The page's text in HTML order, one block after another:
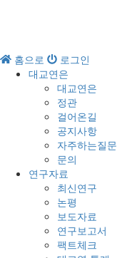
홈으로
로그인
대교연은
대교연은
정관
걸어온길
공지사항
자주하는질문
문의
연구자료
최신연구
논평
보도자료
연구보고서
팩트체크